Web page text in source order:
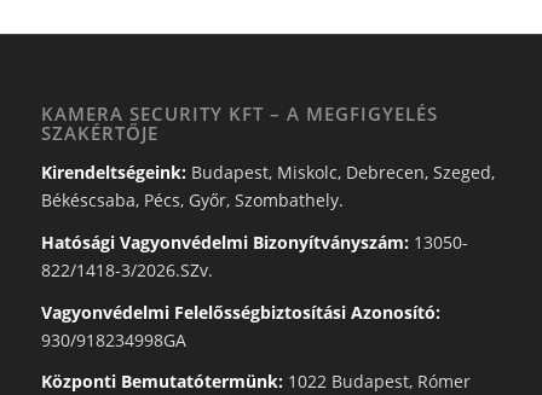
KAMERA SECURITY KFT – A MEGFIGYELÉS
SZAKÉRTŐJE
Kirendeltségeink:Budapest, Miskolc, Debrecen, Szeged,
Békéscsaba, Pécs, Győr, Szombathely.
Hatósági Vagyonvédelmi Bizonyítványszám:13050-
822/1418-3/2026.SZv.
Vagyonvédelmi Felelősségbiztosítási Azonosító:
930/918234998GA
Központi Bemutatótermünk:1022 Budapest, Rómer